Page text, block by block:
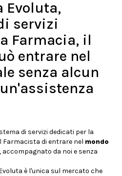
Evoluta,
servizi
Farmacia, il
entrare nel
senza alcun
di servizi dedicati per la
di entrare nel mondo
da noi e senza
è l'unica sul mercato che